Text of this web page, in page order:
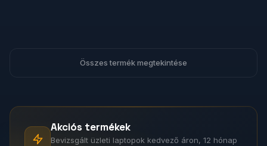
Összes termék megtekintése
Akciós termékek
Bevizsgált üzleti laptopok kedvező áron, 12 hónap